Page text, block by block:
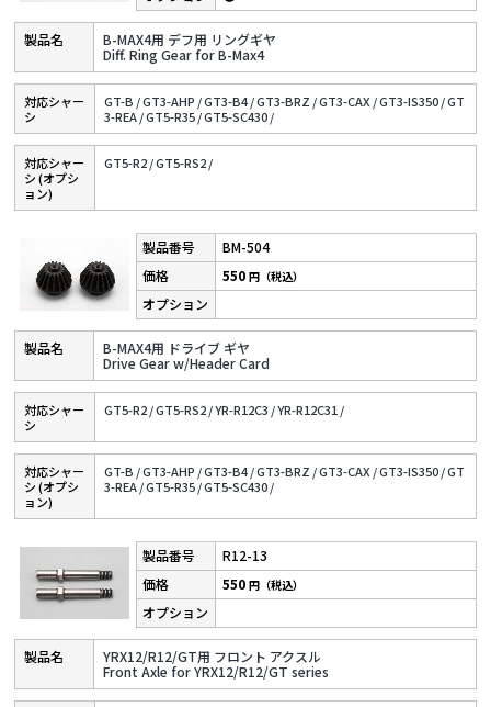
B-MAX4用 デフ用 リングギヤ
Diff. Ring Gear for B-Max4
対応シャー
シ
GT-B /GT3-AHP /GT3-B4 /GT3-BRZ /GT3-CAX /GT3-IS350 /GT
3-REA /GT5-R35 /GT5-SC430 /
対応シャー
シ (オプシ
ョン)
GT5-R2 /GT5-RS2 /
BM-504
B-MAX4用 ドライブ ギヤ
Drive Gear w/Header Card
550円（税込）
対応シャー
シ
GT5-R2 /GT5-RS2 /YR-R12C3 /YR-R12C31 /
対応シャー
シ (オプシ
ョン)
GT-B /GT3-AHP /GT3-B4 /GT3-BRZ /GT3-CAX /GT3-IS350 /GT
3-REA /GT5-R35 /GT5-SC430 /
R12-13
YRX12/R12/GT用 フロント アクスル
Front Axle for YRX12/R12/GT series
550円（税込）